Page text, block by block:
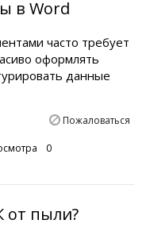
в Word
часто требует
оформлять
данные
Пожаловаться
0
от пыли?